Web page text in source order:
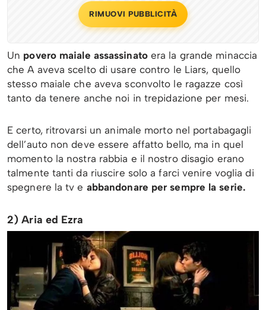
RIMUOVI PUBBLICITÀ
Un povero maiale assassinatoera la grande minaccia
che A aveva scelto di usare contro le Liars, quello
stesso maiale che aveva sconvolto le ragazze così
tanto da tenere anche noi in trepidazione per mesi.
E certo, ritrovarsi un animale morto nel portabagagli
dell’auto non deve essere affatto bello, ma in quel
momento la nostra rabbia e il nostro disagio erano
talmente tanti da riuscire solo a farci venire voglia di
spegnere la tv e abbandonare per sempre la serie.
2) Aria ed Ezra